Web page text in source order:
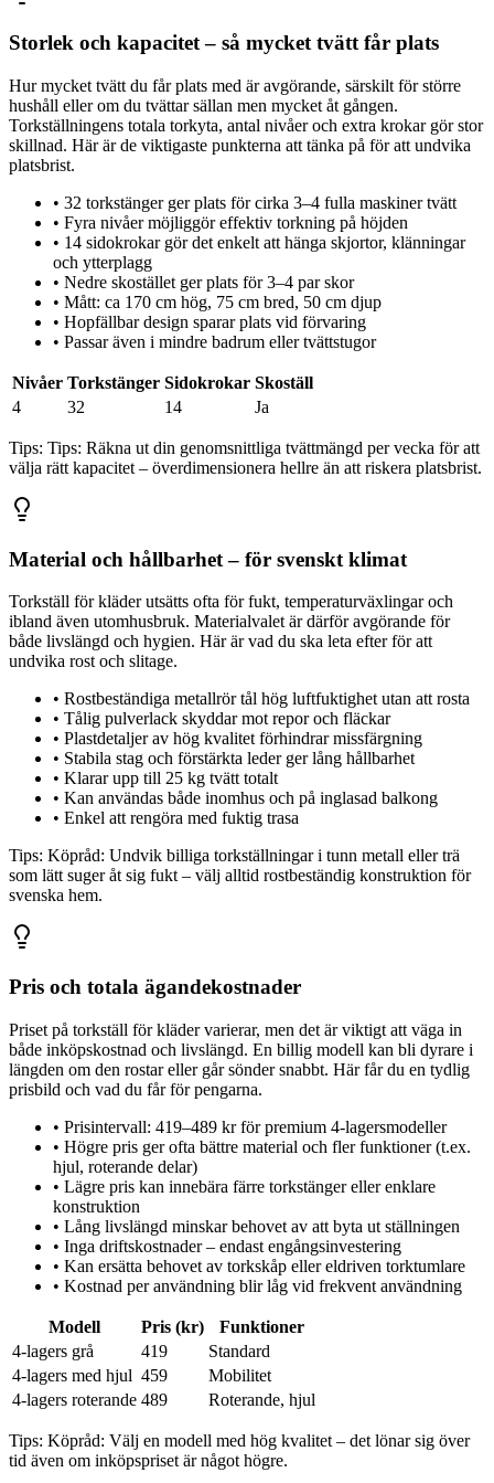
Storlek och kapacitet – så mycket tvätt får plats
Hur mycket tvätt du får plats med är avgörande, särskilt för större
hushåll eller om du tvättar sällan men mycket åt gången.
Torkställningens totala torkyta, antal nivåer och extra krokar gör stor
skillnad. Här är de viktigaste punkterna att tänka på för att undvika
platsbrist.
• 32 torkstänger ger plats för cirka 3–4 fulla maskiner tvätt
• Fyra nivåer möjliggör effektiv torkning på höjden
• 14 sidokrokar gör det enkelt att hänga skjortor, klänningar
och ytterplagg
• Nedre skostället ger plats för 3–4 par skor
• Mått: ca 170 cm hög, 75 cm bred, 50 cm djup
• Hopfällbar design sparar plats vid förvaring
• Passar även i mindre badrum eller tvättstugor
Nivåer Torkstänger Sidokrokar Skoställ
4
32 14 Ja
Tips: Tips: Räkna ut din genomsnittliga tvättmängd per vecka för att
välja rätt kapacitet – överdimensionera hellre än att riskera platsbrist.
Material och hållbarhet – för svenskt klimat
Torkställ för kläder utsätts ofta för fukt, temperaturväxlingar och
ibland även utomhusbruk. Materialvalet är därför avgörande för
både livslängd och hygien. Här är vad du ska leta efter för att
undvika rost och slitage.
• Rostbeständiga metallrör tål hög luftfuktighet utan att rosta
• Tålig pulverlack skyddar mot repor och fläckar
• Plastdetaljer av hög kvalitet förhindrar missfärgning
• Stabila stag och förstärkta leder ger lång hållbarhet
• Klarar upp till 25 kg tvätt totalt
• Kan användas både inomhus och på inglasad balkong
• Enkel att rengöra med fuktig trasa
Tips: Köpråd: Undvik billiga torkställningar i tunn metall eller trä
som lätt suger åt sig fukt – välj alltid rostbeständig konstruktion för
svenska hem.
Pris och totala ägandekostnader
Priset på torkställ för kläder varierar, men det är viktigt att väga in
både inköpskostnad och livslängd. En billig modell kan bli dyrare i
längden om den rostar eller går sönder snabbt. Här får du en tydlig
prisbild och vad du får för pengarna.
• Prisintervall: 419–489 kr för premium 4-lagersmodeller
• Högre pris ger ofta bättre material och fler funktioner (t.ex.
hjul, roterande delar)
• Lägre pris kan innebära färre torkstänger eller enklare
konstruktion
• Lång livslängd minskar behovet av att byta ut ställningen
• Inga driftskostnader – endast engångsinvestering
• Kan ersätta behovet av torkskåp eller eldriven torktumlare
• Kostnad per användning blir låg vid frekvent användning
Modell Pris (kr)
Funktioner
4-lagers grå
419
Standard
4-lagers med hjul 459
Mobilitet
4-lagers roterande 489 Roterande, hjul
Tips: Köpråd: Välj en modell med hög kvalitet – det lönar sig över
tid även om inköpspriset är något högre.